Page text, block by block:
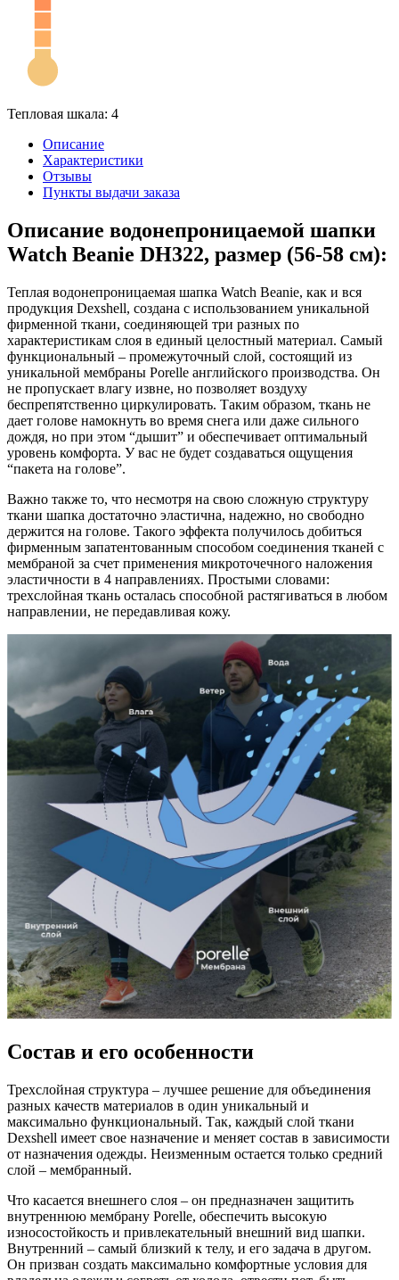
Тепловая шкала: 4
Описание
Характеристики
Отзывы
Пункты выдачи заказа
Описание водонепроницаемой шапки
Watch Beanie DH322, размер (56-58 см):
Теплая водонепроницаемая шапка Watch Beanie, как и вся
продукция Dexshell, создана с использованием уникальной
фирменной ткани, соединяющей три разных по
характеристикам слоя в единый целостный материал. Самый
функциональный – промежуточный слой, состоящий из
уникальной мембраны Porelle английского производства. Он
не пропускает влагу извне, но позволяет воздуху
беспрепятственно циркулировать. Таким образом, ткань не
дает голове намокнуть во время снега или даже сильного
дождя, но при этом “дышит” и обеспечивает оптимальный
уровень комфорта. У вас не будет создаваться ощущения
“пакета на голове”.
Важно также то, что несмотря на свою сложную структуру
ткани шапка достаточно эластична, надежно, но свободно
держится на голове. Такого эффекта получилось добиться
фирменным запатентованным способом соединения тканей с
мембраной за счет применения микроточечного наложения
эластичности в 4 направлениях. Простыми словами:
трехслойная ткань осталась способной растягиваться в любом
направлении, не передавливая кожу.
Состав и его особенности
Трехслойная структура – лучшее решение для объединения
разных качеств материалов в один уникальный и
максимально функциональный. Так, каждый слой ткани
Dexshell имеет свое назначение и меняет состав в зависимости
от назначения одежды. Неизменным остается только средний
слой – мембранный.
Что касается внешнего слоя – он предназначен защитить
внутреннюю мембрану Porelle, обеспечить высокую
износостойкость и привлекательный внешний вид шапки.
Внутренний – самый близкий к телу, и его задача в другом.
Он призван создать максимально комфортные условия для